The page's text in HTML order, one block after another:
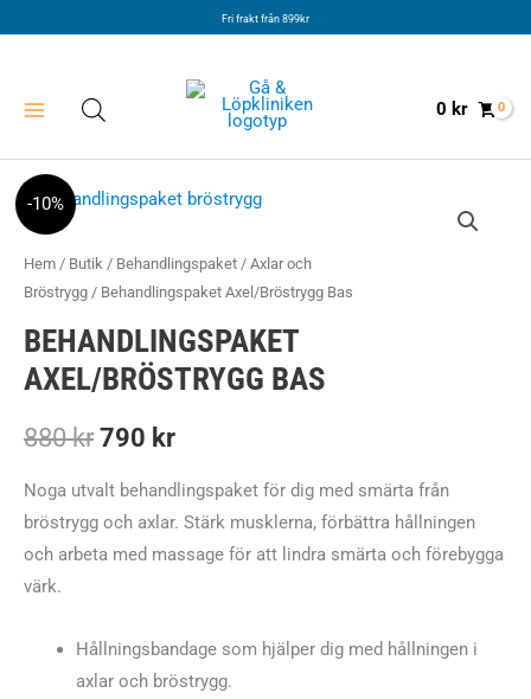
Fri frakt från 899kr
0 kr
-10%
Hem / Butik / Behandlingspaket / Axlar och
Bröstrygg / Behandlingspaket Axel/Bröstrygg Bas
BEHANDLINGSPAKET
AXEL/BRÖSTRYGG BAS
880kr Det
ursprungliga
priset
790 krDet
nuvarande
priset
Noga utvalt behandlingspaket för dig med smärta från
bröstrygg och axlar. Stärk musklerna, förbättra hållningen
och arbeta med massage för att lindra smärta och förebygga
värk.
Hållningsbandage som hjälper dig med hållningen i
axlar och bröstrygg.